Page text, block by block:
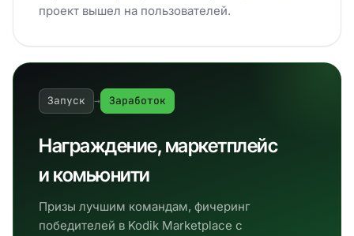
проект вышел на пользователей.
Запуск → Заработок
Награждение, маркетплейс
и комьюнити
Призы лучшим командам, фичеринг
победителей в Kodik Marketplace с